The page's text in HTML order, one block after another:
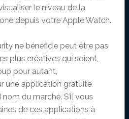
le niveau de la
depuis votre Apple Watch.
ne bénéficie peut être pas
plus créatives qui soient,
pour autant,
une application gratuite
du marché. S’il vous
de ces applications à